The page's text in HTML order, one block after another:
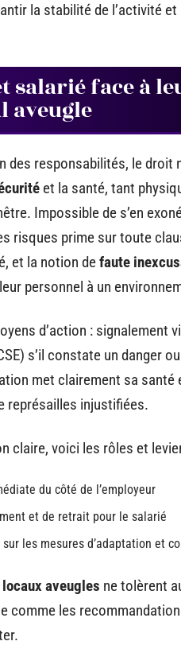
la stabilité de l’activité
salarié face à
aveugle
des responsabilités, le droit
et la santé, tant
Impossible de s’en
risques prime sur toute
et la notion defaute
personnel à un
d’action : signalement
s’il constate un danger
met clairement sa
représailles injustifiées.
claire, voici les rôles et
du côté de l’employeur
et de retrait pour le salarié
les mesures d’adaptation et
locaux aveugles ne tolèrent
comme les